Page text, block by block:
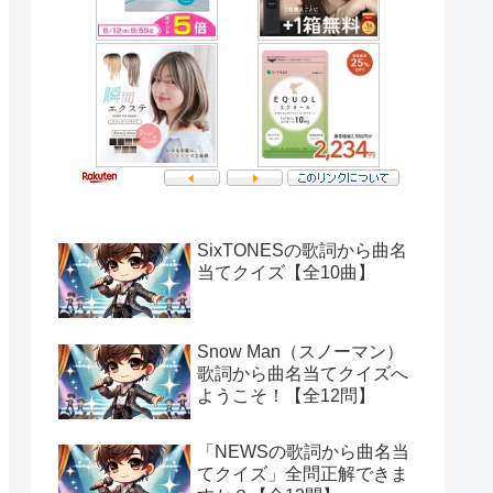
SixTONESの歌詞から曲名
当てクイズ【全10曲】
Snow Man（スノーマン）
歌詞から曲名当てクイズへ
ようこそ！【全12問】
「NEWSの歌詞から曲名当
てクイズ」全問正解できま